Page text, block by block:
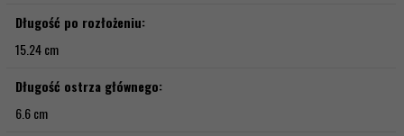
Długość po rozłożeniu:
15.24 cm
Długość ostrza głównego:
6.6 cm